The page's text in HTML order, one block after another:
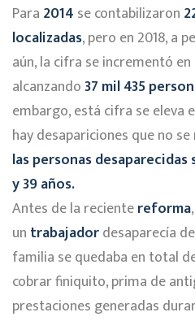
Para 2014 se contabilizaron
localizadas, pero en 2018, a
aún, la cifra se incrementó en
alcanzando37 mil 435
embargo, está cifra se eleva
hay desapariciones que no
laspersonas desaparecidas
y 39 años.
Antes de la recientereforma
un trabajadordesaparecía
familia se quedaba en total
cobrar finiquito, prima de
prestaciones generadas